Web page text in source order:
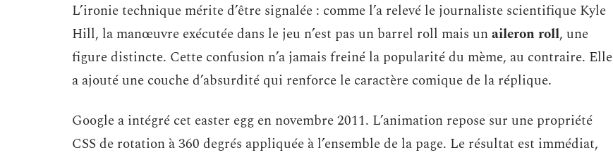
L’ironie technique mérite d’être signalée : comme l’a relevé le journaliste scientifique Kyle
Hill, la manœuvre exécutée dans le jeu n’est pas un barrel roll mais unaileron roll, une
figure distincte. Cette confusion n’a jamais freiné la popularité du mème, au contraire. Elle
a ajouté une couche d’absurdité qui renforce le caractère comique de la réplique.
Google a intégré cet easter egg en novembre 2011. L’animation repose sur une propriété
CSS de rotation à 360 degrés appliquée à l’ensemble de la page. Le résultat est immédiat,